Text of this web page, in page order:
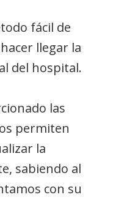
fácil de
llegar la
del hospital.
las
permiten
la
sabiendo al
con su